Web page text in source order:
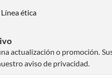
Línea ética
actualización o promoción.
aviso de privacidad.